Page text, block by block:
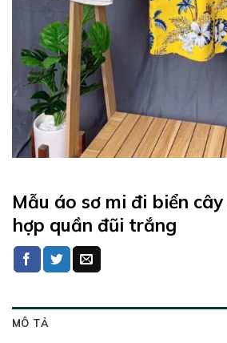
Mẫu áo sơ mi đi biển
hợp quần đũi trắng
MÔ TẢ